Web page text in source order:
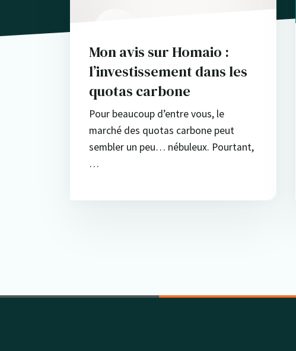
Mon avis sur Homaio :
l’investissement dans les
quotas carbone
Pour beaucoup d’entre vous, le
marché des quotas carbone peut
sembler un peu… nébuleux. Pourtant,
…